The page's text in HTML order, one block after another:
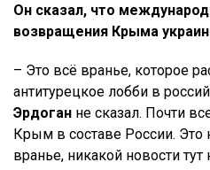
Он сказал, что
возвращения Крыма
– Это всё вранье, которое
антитурецкое лобби в
Эрдоган не сказал. Почти
Крым в составе России. Это
вранье, никакой новости тут